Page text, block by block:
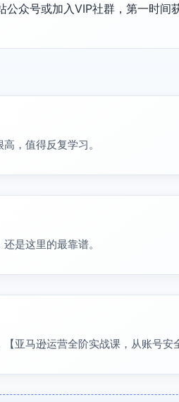
公众号或加入VIP社群，第一时间
，值得反复学习。
是这里的最靠谱。
【亚马逊运营全阶实战课，从账号